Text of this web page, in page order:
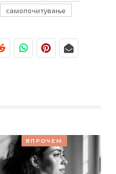
самопочитување
ВПРОЧЕМ